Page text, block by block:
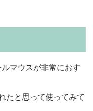
マウスが非常におす
たと思って使ってみて